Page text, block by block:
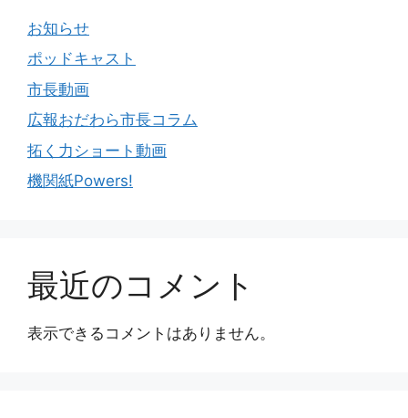
お知らせ
ポッドキャスト
市長動画
広報おだわら市長コラム
拓く力ショート動画
機関紙Powers!
最近のコメント
表示できるコメントはありません。